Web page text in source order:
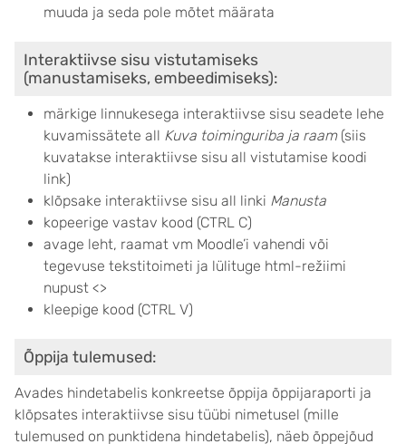
muuda ja seda pole mõtet määrata
Interaktiivse sisu vistutamiseks
(manustamiseks, embeedimiseks):
märkige linnukesega interaktiivse sisu seadete lehe
kuvamissätete all Kuva toiminguriba ja raam(siis
kuvatakse interaktiivse sisu all vistutamise koodi
link)
klõpsake interaktiivse sisu all linki Manusta
kopeerige vastav kood (CTRL C)
avage leht, raamat vm Moodle’i vahendi või
tegevuse tekstitoimeti ja lülituge html-režiimi
nupust <>
kleepige kood (CTRL V)
Õppija tulemused:
Avades hindetabelis konkreetse õppija õppijaraporti ja
klõpsates interaktiivse sisu tüübi nimetusel (mille
tulemused on punktidena hindetabelis), näeb õppejõud